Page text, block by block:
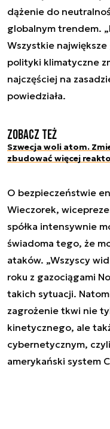
dążenie do
globalnym trendem.
Wszystkie
polityki klimatyczne
najczęściej na
powiedziała.
Zobacz też
Szwecja woli atom.
zbudować więcej
O bezpieczeństwie
Wieczorek,
spółka intensywnie
świadoma tego, że
ataków. „Wszyscy
roku z gazociągami
takich sytuacji.
zagrożenie tkwi nie
kinetycznego, ale
cybernetycznym,
amerykański system